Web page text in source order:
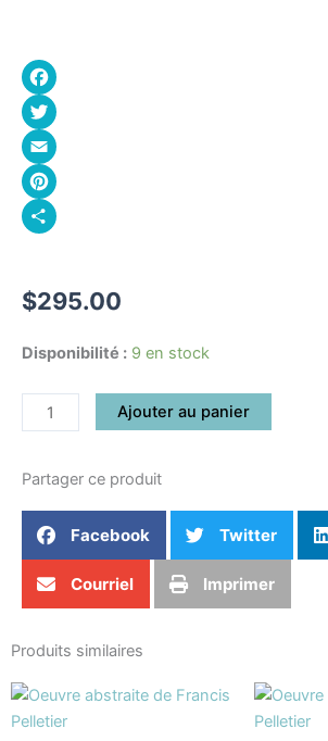
Facebook
Twitter
Email
Pinterest
$295.00
Disponibilité : 9 en stock
quantité
Hypnose
5
Ajouter au panier
Partager ce produit
Facebook Twitter
Courriel Imprimer
Produits similaires